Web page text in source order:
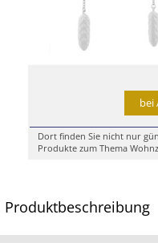
bei
Dort finden Sie nicht nur
Produkte zum Thema
Produktbeschreibung